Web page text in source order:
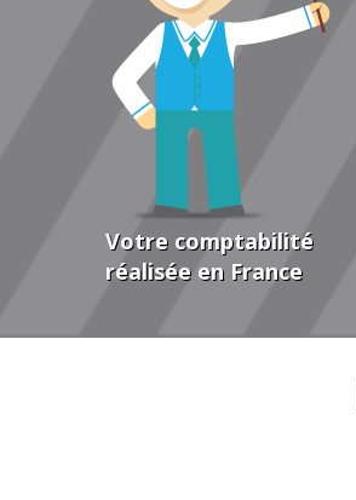
Votre comptabilité
réalisée en France